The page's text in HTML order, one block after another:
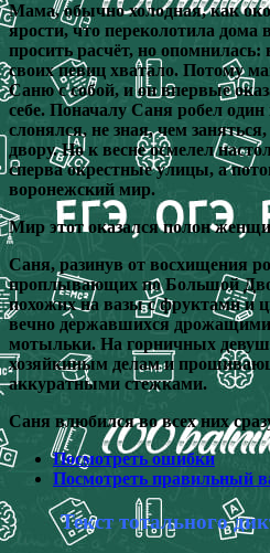
Мама, обычно холодная, как
ярости, что переколотила дома
просить расчёт, но опомнилась:
своих певиц хватало. Потому
Саню с собой, и он впервые
себе. Поначалу Саня робел
слонялся, не зная, чем
двору. Но к весне осмелел
сперва окрестные улицы, а
воронежский мир.
Мир этот оказался полон
Саня, разинув от восхищения
проплывающих по Большой
похожих на вазы с фруктами и
вечно державшихся
мотыльки. На горничных
хозяйкиным делам и
аккуратными стежками.
Саня влюбился во всех них
Посмотреть ошибки
Посмотреть правильный
Текст тотального